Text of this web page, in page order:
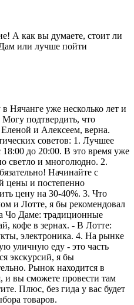
А как вы думаете, стоит ли
или лучше пойти
Нячанге уже несколько лет и
подтвердить, что
и Алексеем, верна.
советов: 1. Лучшее
до 20:00. В это время уже
светло и многолюдно. 2.
Начинайте с
цены и постепенно
цену на 30-40%. 3. Что
и Лотте, я бы рекомендовал
Чо Даме: традиционные
кофе в зернах. - В Лотте:
электроника. 4. На рынке
уличную еду - это часть
экскурсий, я бы
Рынок находится в
и вы сможете провести там
Плюс, без гида у вас будет
товаров.